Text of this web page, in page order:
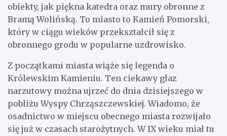
obiekty, jak piękna katedra oraz mury obronne z
Bramą Wolińską. To miasto to Kamień Pomorski,
który w ciągu wieków przekształcił się z
obronnego grodu w popularne uzdrowisko.
Z początkami miasta wiąże się legenda o
Królewskim Kamieniu. Ten ciekawy głaz
narzutowy można ujrzeć do dnia dzisiejszego w
pobliżu Wyspy Chrząszczewskiej. Wiadomo, że
osadnictwo w miejscu obecnego miasta rozwijało
się już w czasach starożytnych. W IX wieku miał tu